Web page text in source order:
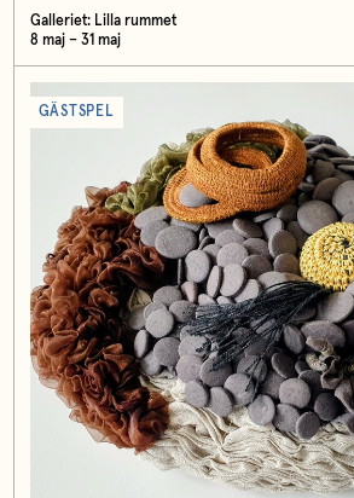
Galleriet: Lilla rummet
8 maj – 31 maj
GÄSTSPEL